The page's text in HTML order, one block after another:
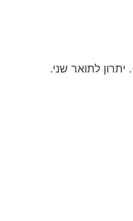
יתרון לתואר שני.